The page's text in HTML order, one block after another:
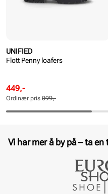
UNIFIED
Flott Penny loafers
Rabattert
pris
Pris
449,-
Ordinær
pris
Pris
Ordinær pris 899,-
Vi har mer å by på – ta